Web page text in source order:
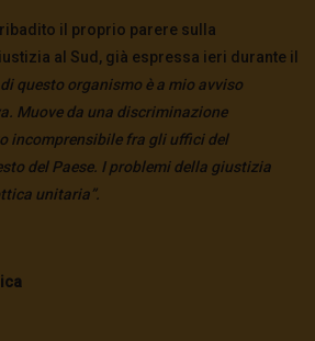
il proprio parere sulla
al Sud, già espressa ieri durante il
di questo organismo è a mio avviso
Muove da una discriminazione
incomprensibile fra gli uffici del
del Paese. I problemi della giustizia
unitaria”.